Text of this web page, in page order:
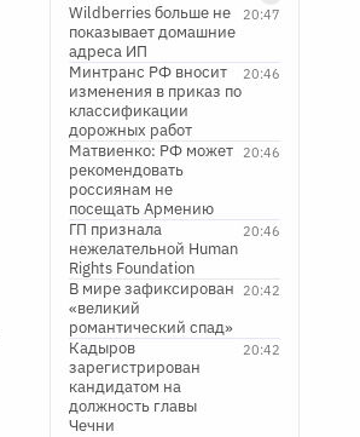
20:47
Wildberries больше не
показывает домашние
адреса ИП
20:46
Минтранс РФ вносит
изменения в приказ по
классификации
дорожных работ
20:46
Матвиенко: РФ может
рекомендовать
россиянам не
посещать Армению
20:46
ГП признала
нежелательной Human
Rights Foundation
20:42
В мире зафиксирован
«великий
романтический спад»
20:42
Кадыров
зарегистрирован
кандидатом на
должность главы
Чечни